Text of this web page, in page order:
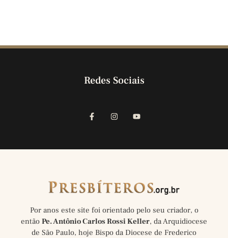
Redes Sociais
Por anos este site foi orientado pelo seu criador, o
então Pe. Antônio Carlos Rossi Keller, da Arquidiocese
de São Paulo, hoje Bispo da Diocese de Frederico